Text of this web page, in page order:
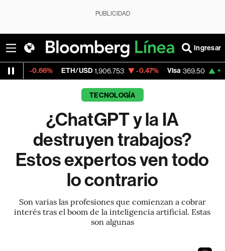
PUBLICIDAD
Ingresar
ETH/USD 1,906.753 -0.47% Visa 369.50 +0.26%
TECNOLOGÍA
¿ChatGPT y la IA
destruyen trabajos?
Estos expertos ven todo
lo contrario
Son varias las profesiones que comienzan a cobrar
interés tras el boom de la inteligencia artificial. Estas
son algunas